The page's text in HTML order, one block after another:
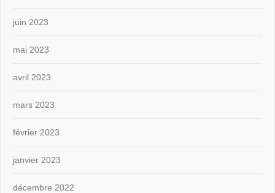
juin 2023
mai 2023
avril 2023
mars 2023
février 2023
janvier 2023
décembre 2022